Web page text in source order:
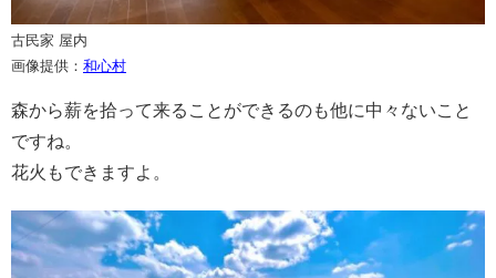
古民家 屋内
画像提供： 和心村
森から薪を拾って来ることができるのも他に中々ないこと
ですね。
花火もできますよ。